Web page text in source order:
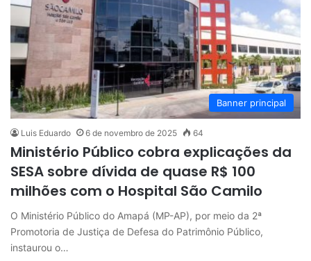
Banner principal
Luis Eduardo 6 de novembro de 2025 64
Ministério Público cobra explicações da
SESA sobre dívida de quase R$ 100
milhões com o Hospital São Camilo
O Ministério Público do Amapá (MP-AP), por meio da 2ª
Promotoria de Justiça de Defesa do Patrimônio Público,
instaurou o…